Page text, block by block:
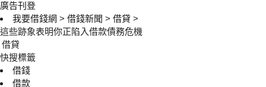
廣告刊登
我要借錢網 > 借錢新聞 > 借貸 >
這些跡象表明你正陷入借款債務危機
借貸
快搜標籤
借錢
借款